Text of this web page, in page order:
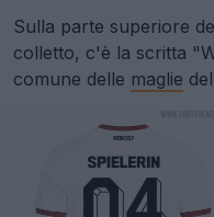
Sulla parte superiore
colletto, c'è la scritta
comune delle maglie